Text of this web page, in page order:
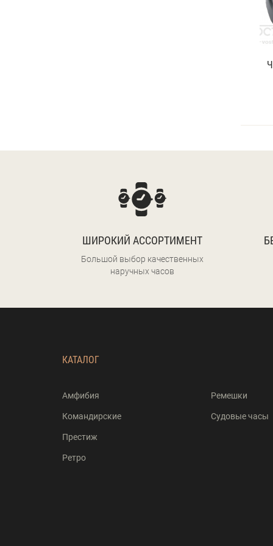
ШИРОКИЙ АССОРТИМЕНТ
Большой выбор качественных
наручных часов
КАТАЛОГ
Амфибия
Командирские
Престиж
Ретро
Ремешки
Судовые часы